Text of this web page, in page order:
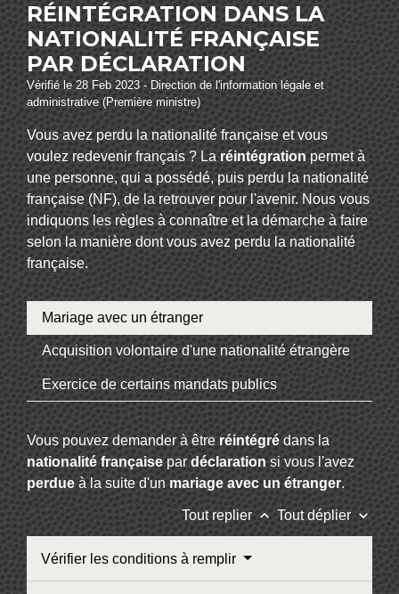
RÉINTÉGRATION DANS LA
NATIONALITÉ FRANÇAISE
PAR DÉCLARATION
Vérifié le 28 Feb 2023 - Direction de l'information légale et
administrative (Première ministre)
Vous avez perdu la nationalité française et vous
voulez redevenir français ? Laréintégrationpermet à
une personne, qui a possédé, puis perdu la nationalité
française (NF), de la retrouver pour l'avenir. Nous vous
indiquons les règles à connaître et la démarche à faire
selon la manière dont vous avez perdu la nationalité
française.
Mariage avec un étranger
Acquisition volontaire d'une nationalité étrangère
Exercice de certains mandats publics
Vous pouvez demander à êtreréintégrédans la
nationalité françaisepardéclarationsi vous l'avez
perdueà la suite d'unmariage avec un étranger.
Tout replierkeyboard_arrow_up Tout déplierkeyboard_arrow_down
Vérifier les conditions à remplir